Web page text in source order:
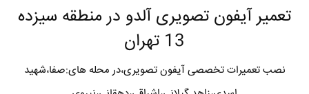
تعمیر آیفون تصویری آلدو در منطقه سیزده
13 تهران
نصب تعمیرات تخصصی آیفون تصویری،در محله های:صفا،شهید